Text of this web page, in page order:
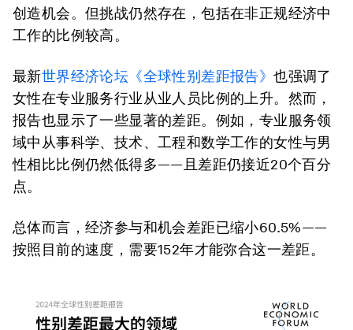
创造机会。但挑战仍然存在，包括在非正规经济中
工作的比例较高。
最新世界经济论坛《全球性别差距报告》也强调了
女性在专业服务行业从业人员比例的上升。然而，
报告也显示了一些显著的差距。例如，专业服务领
域中从事科学、技术、工程和数学工作的女性与男
性相比比例仍然低得多——且差距仍接近20个百分
点。
总体而言，经济参与和机会差距已缩小60.5%——
按照目前的速度，需要152年才能弥合这一差距。